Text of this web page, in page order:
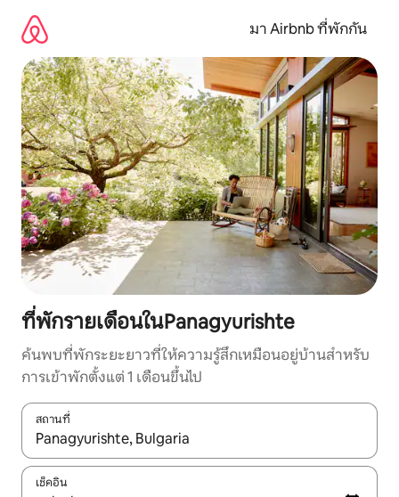
เนื้อหา
มา Airbnb ที่พักกัน
ที่พักรายเดือนในPanagyurishte
ค้นพบที่พักระยะยาวที่ให้ความรู้สึกเหมือนอยู่บ้านสำหรับ
การเข้าพักตั้งแต่ 1 เดือนขึ้นไป
สถานที่
ใช้ลูกศรขึ้นลง หรือใช้การสัมผัสหรือปัด เพื่อสำรวจผลการค้นหา
เช็คอิน